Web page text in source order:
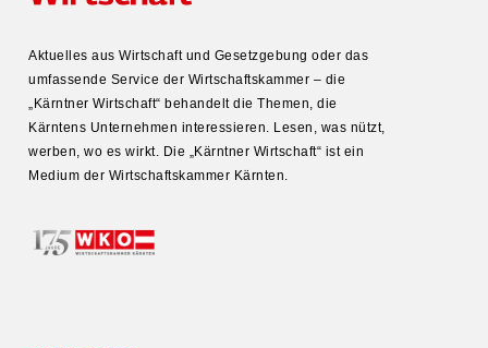
Aktuelles aus Wirtschaft und Gesetz­gebung oder das
umfas­sende Service der Wirtschafts­kammer – die
„Kärntner Wirtschaft“ behandelt die Themen, die
Kärntens Unter­nehmen inter­es­sieren. Lesen, was nützt,
werben, wo es wirkt. Die „Kärntner Wirtschaft“ ist ein
Medium der Wirtschafts­kammer Kärnten.